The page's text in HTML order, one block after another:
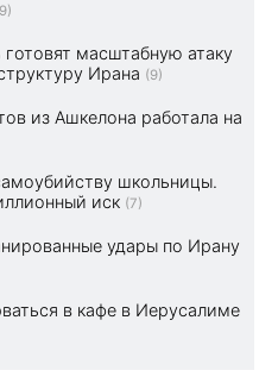
масштабную атаку
Ирана (9)
из Ашкелона работала на
школьницы.
иск (7)
удары по Ирану
в кафе в Иерусалиме